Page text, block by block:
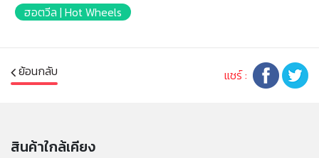
ฮอตวีล | Hot Wheels
ย้อนกลับ แชร์ :
สินค้าใกล้เคียง